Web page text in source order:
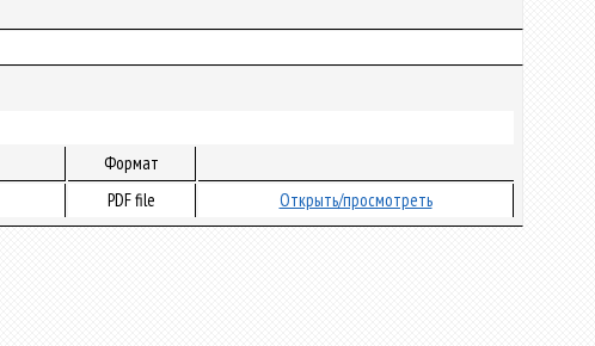
Формат
PDF file Открыть/просмотреть